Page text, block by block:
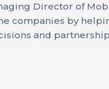
Director of
companies by
and